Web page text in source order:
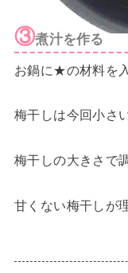
③煮汁を作る
お鍋に★の材料を
梅干しは今回小さ
梅干しの大きさで
甘くない梅干しが